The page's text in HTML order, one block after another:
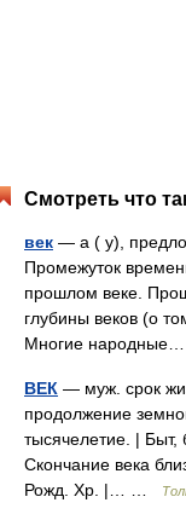
Смотреть что
век — а ( у),
Промежуток
прошлом веке.
глубины веков (о
Многие
ВЕК — муж. срок
продолжение
тысячелетие. |
Скончание века
Рожд. Хр. |… …